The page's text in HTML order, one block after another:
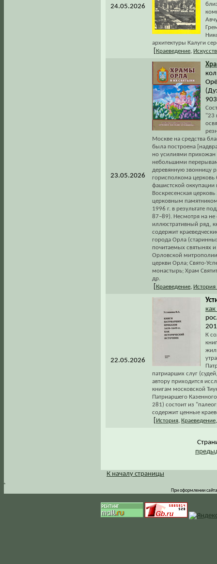
24.05.2026
архитектуры Калуги
Краеведение
23.05.2026
"23
Москве на средства
была построена
но усилиями прихожан
небольшими
деревянную звонницу
горисполкома церковь
фашистской оккупации
Воскресенская
церковным
1996 г. в результате
87–89). Несмотря на
иллюстративный ряд,
содержит
города Орла
почитаемых святынях
Орловской
церкви Орла; Свято-
монастырь; Храм
др.
Краеведение История
22.05.2026
К
патриарших слуг
автору приходится
книгам московской
Патриаршего
281) состоит из
содержит ценные
История Краеведение
.
К началу страницы
При оформлении